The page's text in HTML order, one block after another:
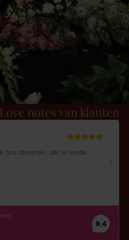
Love notes van klanten